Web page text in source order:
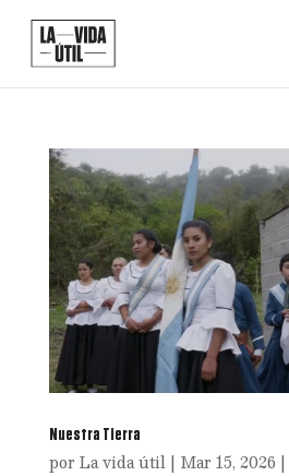
Nuestra Tierra
por La vida útil| Mar 15, 2026 |